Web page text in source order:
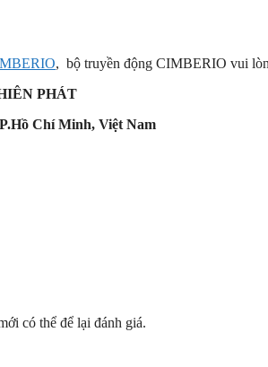
, bộ truyền động CIMBERIO vui
PHÁT
Chí Minh, Việt Nam
có thể để lại đánh giá.